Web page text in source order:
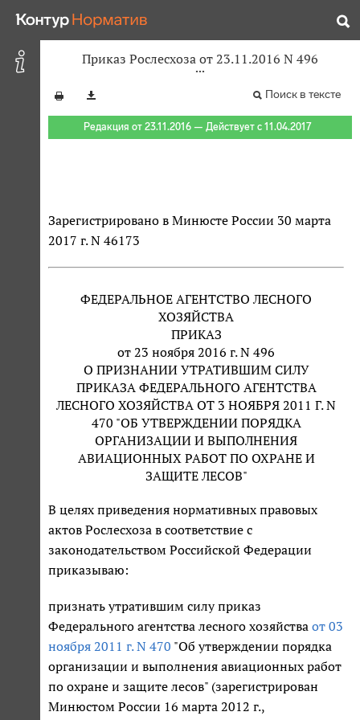
Приказ Рослесхоза от 23.11.2016 N 496
Поиск в тексте
Редакция от 23.11.2016 — Действует с 11.04.2017
Зарегистрировано в Минюсте России 30 марта
2017 г. N 46173
ФЕДЕРАЛЬНОЕ АГЕНТСТВО ЛЕСНОГО
ХОЗЯЙСТВА
ПРИКАЗ
от 23 ноября 2016 г. N 496
О ПРИЗНАНИИ УТРАТИВШИМ СИЛУ
ПРИКАЗА ФЕДЕРАЛЬНОГО АГЕНТСТВА
ЛЕСНОГО ХОЗЯЙСТВА ОТ 3 НОЯБРЯ 2011 Г. N
470 "ОБ УТВЕРЖДЕНИИ ПОРЯДКА
ОРГАНИЗАЦИИ И ВЫПОЛНЕНИЯ
АВИАЦИОННЫХ РАБОТ ПО ОХРАНЕ И
ЗАЩИТЕ ЛЕСОВ"
В целях приведения нормативных правовых
актов Рослесхоза в соответствие с
законодательством Российской Федерации
приказываю:
признать утратившим силу приказ
Федерального агентства лесного хозяйства от 03
ноября 2011 г. N 470 "Об утверждении порядка
организации и выполнения авиационных работ
по охране и защите лесов" (зарегистрирован
Минюстом России 16 марта 2012 г.,